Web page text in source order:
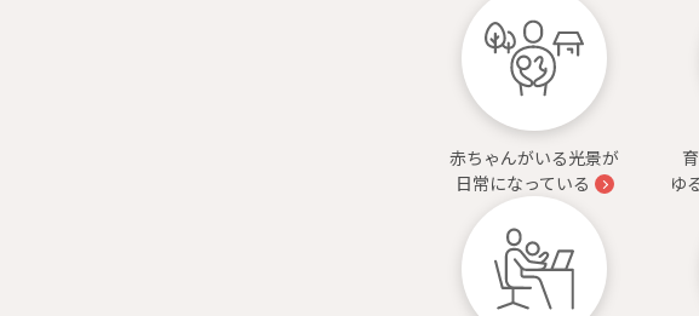
赤ちゃんがいる光景が
日常になっている
ゆ